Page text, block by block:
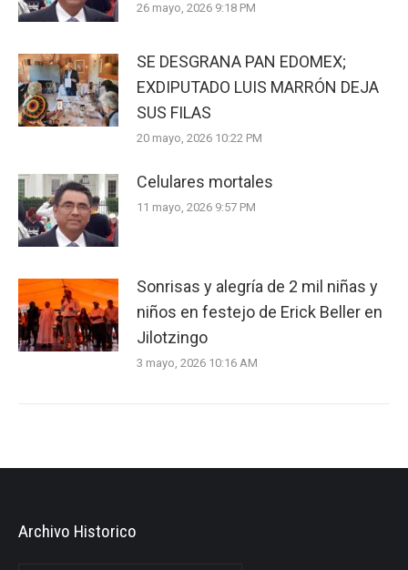
26 mayo, 2026 9:18 PM
SE DESGRANA PAN EDOMEX;
EXDIPUTADO LUIS MARRÓN DEJA
SUS FILAS
20 mayo, 2026 10:22 PM
Celulares mortales
11 mayo, 2026 9:57 PM
Sonrisas y alegría de 2 mil niñas y
niños en festejo de Erick Beller en
Jilotzingo
3 mayo, 2026 10:16 AM
Archivo Historico